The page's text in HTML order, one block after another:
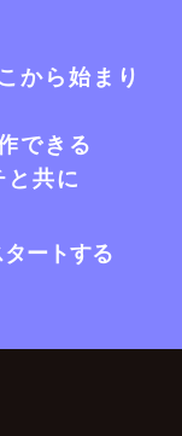
から始まり
できる
共に
ートする